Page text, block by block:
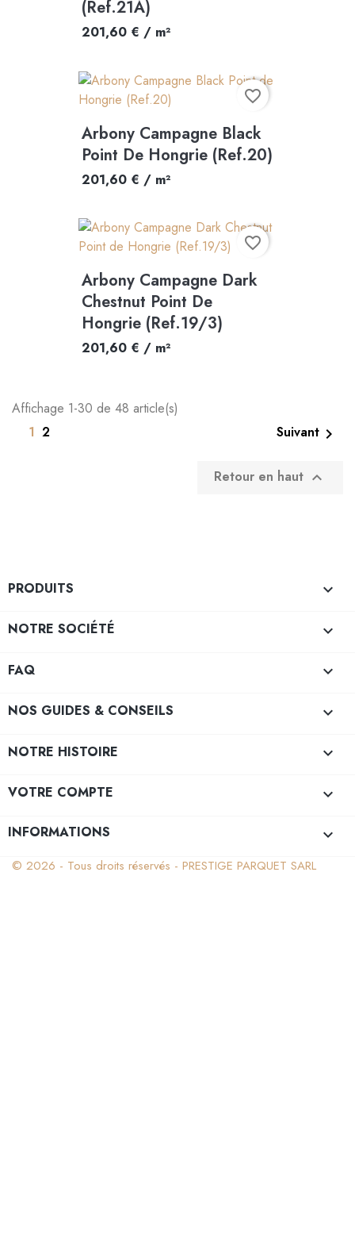
(Ref.21A)
201,60 € / m²
Arbony Campagne Black
Point De Hongrie (Ref.20)
201,60 € / m²
favorite_border
Arbony Campagne Dark
Chestnut Point De
Hongrie (Ref.19/3)
201,60 € / m²
favorite_border
Affichage 1-30 de 48 article(s)
1 2 Suivant 
Retour en haut 
PRODUITS 
NOTRE SOCIÉTÉ 
FAQ 
NOS GUIDES & CONSEILS 
NOTRE HISTOIRE 
VOTRE COMPTE 
INFORMATIONS keyboard_arrow_down
© 2026 - Tous droits réservés - PRESTIGE PARQUET SARL